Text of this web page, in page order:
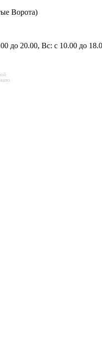
Ворота)
до 20.00, Вс: с 10.00 до